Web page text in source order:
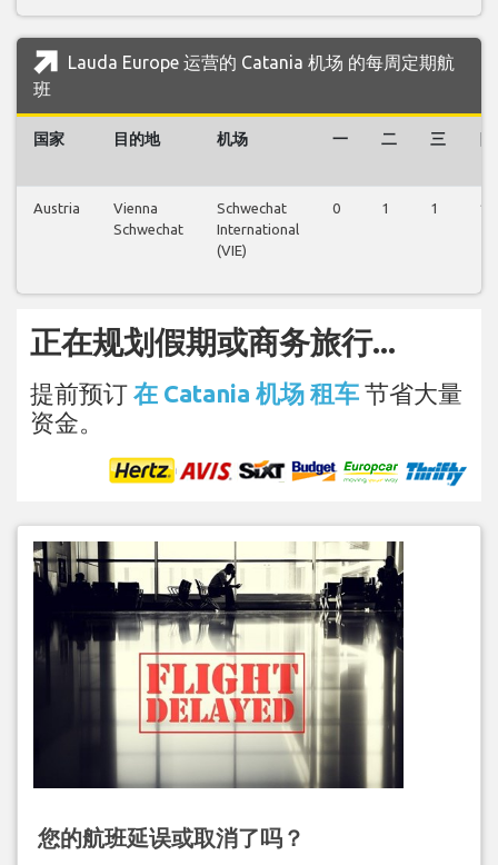
Lauda Europe 运营的 Catania 机场 的每周定期航
班
国家 目的地 机场 一 二 三
Austria
Vienna
Schwechat
Schwechat
International
(VIE)
0 1 1 1
正在规划假期或商务旅行...
提前预订 在 Catania 机场 租车 节省大量
资金。
您的航班延误或取消了吗？